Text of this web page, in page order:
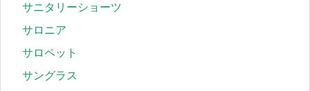
サニタリーショーツ
サロニア
サロペット
サングラス